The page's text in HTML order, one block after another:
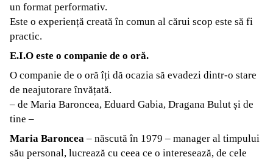
un format performativ.
Este o experiență creată în comun al cărui scop este să fi
practic.
E.I.O este o companie de o oră.
O companie de o oră îți dă ocazia să evadezi dintr-o stare
de neajutorare învățată.
– de Maria Baroncea, Eduard Gabia, Dragana Bulut și de
tine –
Maria Baroncea – născută în 1979 – manager al timpului
său personal, lucrează cu ceea ce o interesează, de cele